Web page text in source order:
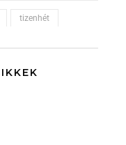
tizenhét